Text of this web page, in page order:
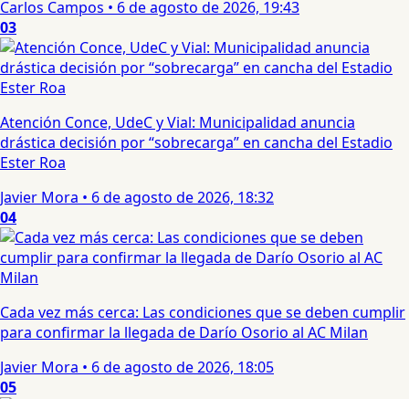
Carlos Campos • 6 de agosto de 2026, 19:43
03
Atención Conce, UdeC y Vial: Municipalidad anuncia
drástica decisión por “sobrecarga” en cancha del Estadio
Ester Roa
Javier Mora • 6 de agosto de 2026, 18:32
04
Cada vez más cerca: Las condiciones que se deben cumplir
para confirmar la llegada de Darío Osorio al AC Milan
Javier Mora • 6 de agosto de 2026, 18:05
05